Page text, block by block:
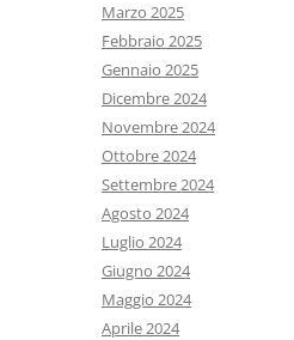
Marzo 2025
Febbraio 2025
Gennaio 2025
Dicembre 2024
Novembre 2024
Ottobre 2024
Settembre 2024
Agosto 2024
Luglio 2024
Giugno 2024
Maggio 2024
Aprile 2024